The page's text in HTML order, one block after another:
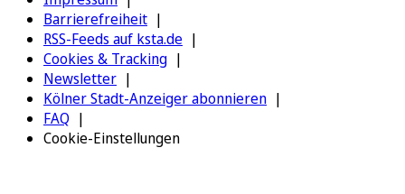
Barrierefreiheit
RSS-Feeds auf ksta.de
Cookies & Tracking
Newsletter
Kölner Stadt-Anzeiger abonnieren
FAQ
Cookie-Einstellungen